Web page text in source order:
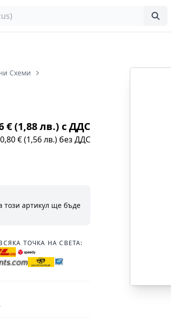
Схеми
€ (1,88 лв.) с ДДС
0,80 € (1,56 лв.) без ДДС
този артикул ще бъде
ТОЧКА НА СВЕТА: